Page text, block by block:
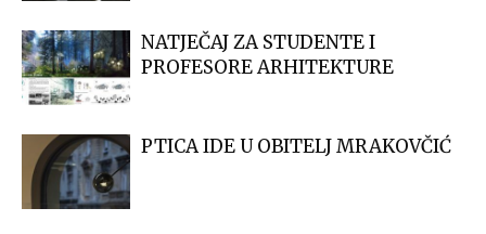
NATJEČAJ ZA STUDENTE I
PROFESORE ARHITEKTURE
PTICA IDE U OBITELJ MRAKOVČIĆ